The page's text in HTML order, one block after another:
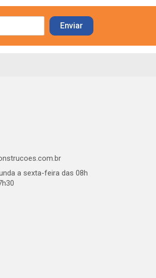
a sexta-feira das 08h